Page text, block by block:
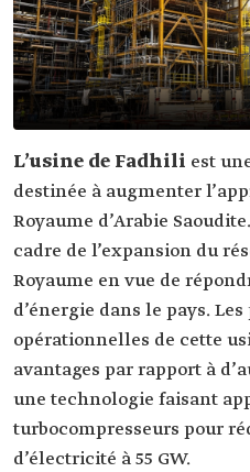
L’usine de Fadhili est
destinée à augmenter
Royaume d’Arabie
cadre de l’expansion du
Royaume en vue de
d’énergie dans le pays.
opérationnelles de cette
avantages par rapport à
une technologie faisant
turbocompresseurs pour
d’électricité à 55 GW.